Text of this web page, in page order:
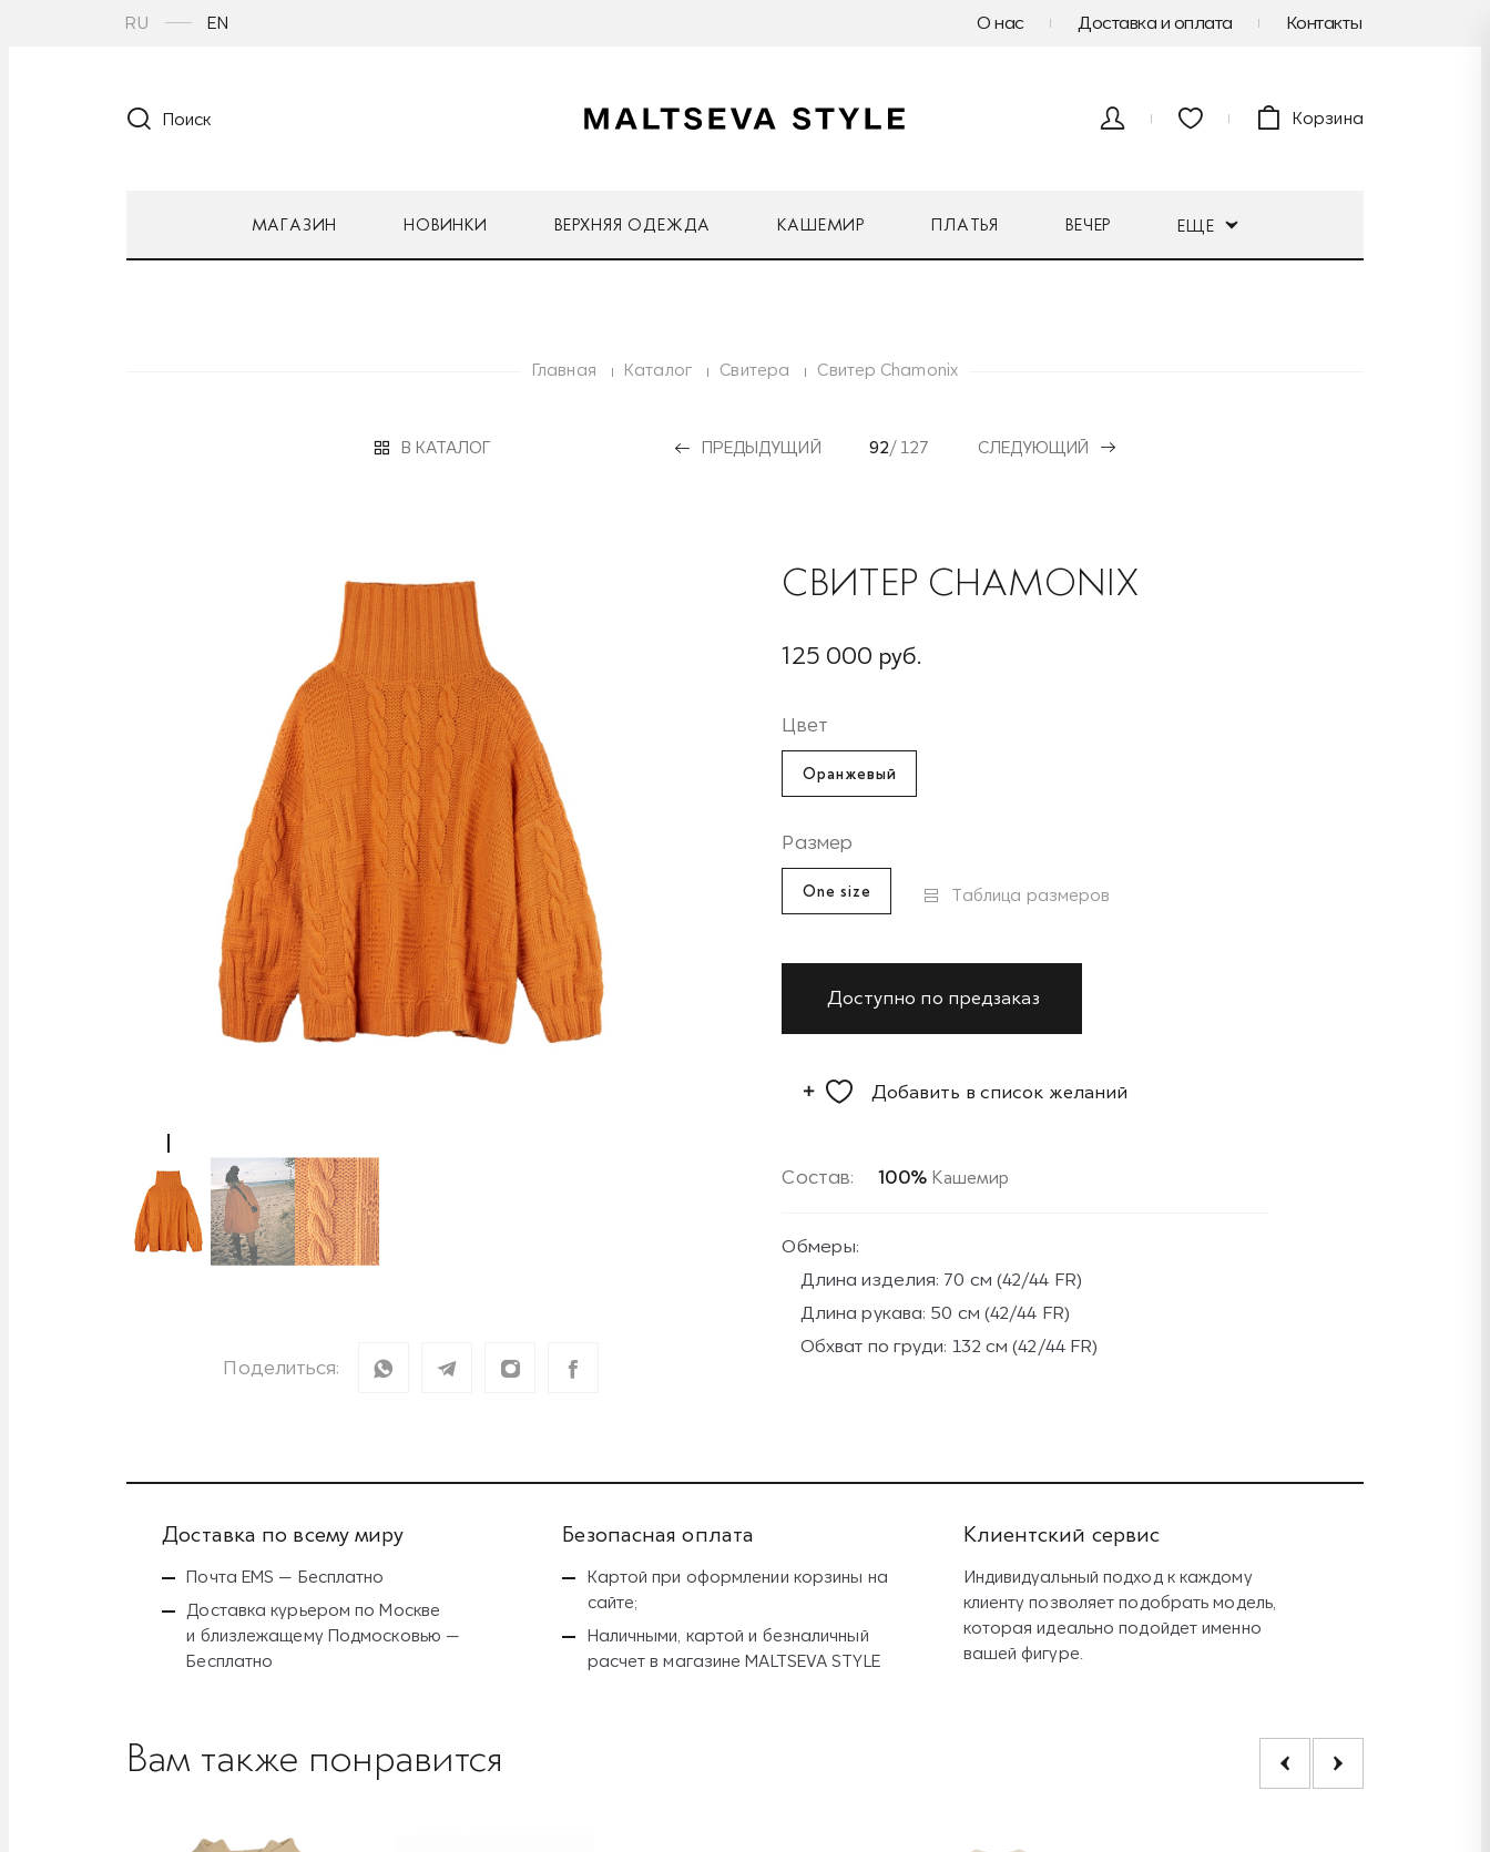
RU EN О нас Доставка и оплата Контакты
Поиск Корзина
МАГАЗИН НОВИНКИ ВЕРХНЯЯ ОДЕЖДА КАШЕМИР ПЛАТЬЯ ВЕЧЕР ЕЩЕ
Главная Каталог Свитера Свитер Chamonix
В КАТАЛОГ ПРЕДЫДУЩИЙ 92/ 127 СЛЕДУЮЩИЙ
Поделиться:
СВИТЕР CHAMONIX
125 000 руб.
Цвет
Оранжевый
Размер
One size Таблица размеров
Доступно по предзаказ
Добавить в список желаний
Состав: 100%Кашемир
Обмеры:
Длина изделия: 70 см (42/44 FR)
Длина рукава: 50 см (42/44 FR)
Обхват по груди: 132 см (42/44 FR)
Доставка по всему миру
Почта EMS — Бесплатно
Доставка курьером по Москве
и близлежащему Подмосковью —
Бесплатно
Безопасная оплата
Картой при оформлении корзины на
сайте;
Наличными, картой и безналичный
расчетв магазине MALTSEVA STYLE
Клиентский сервис
Индивидуальный подход к каждому
клиенту позволяет подобрать модель,
которая идеально подойдет именно
вашей фигуре.
Вам также понравится